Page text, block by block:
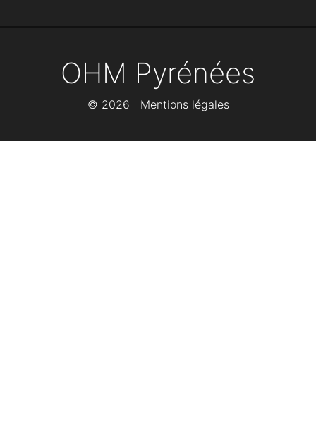
OHM Pyrénées
© 2026 | Mentions légales